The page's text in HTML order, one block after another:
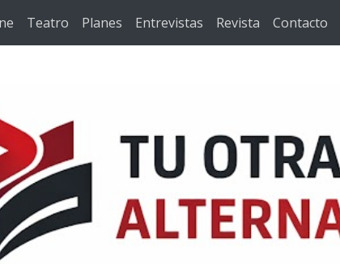
Teatro Planes Entrevistas Revista Contacto